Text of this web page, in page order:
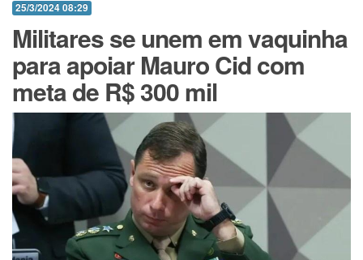
25/3/2024 08:29
Militares se unem em vaquinha
para apoiar Mauro Cid com
meta de R$ 300 mil